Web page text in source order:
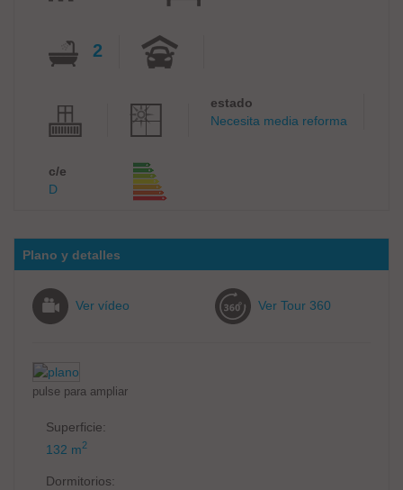
2
estado
Necesita media reforma
c/e
D
Plano y detalles
Ver vídeo Ver Tour 360
pulse para ampliar
Superficie:
132 m2
Dormitorios: